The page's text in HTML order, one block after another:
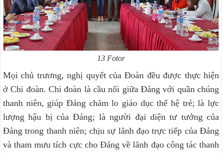
13 Fotor
Mọi chủ trương, nghị quyết của Đoàn đều được thực hiện
ở Chi đoàn. Chi đoàn là cầu nối giữa Đảng với quần chúng
thanh niên, giúp Đảng chăm lo giáo dục thế hệ trẻ; là lực
lượng hậu bị của Đảng; là người đại diện tư tưởng của
Đảng trong thanh niên; chịu sự lãnh đạo trực tiếp của Đảng
và tham mưu tích cực cho Đảng về lãnh đạo công tác thanh